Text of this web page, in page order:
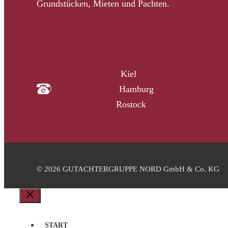
Grundstücken, Mieten und Pachten.
Kiel
Hamburg
Rostock
© 2026 GUTACHTERGRUPPE NORD GmbH & Co. KG
Schließen
START